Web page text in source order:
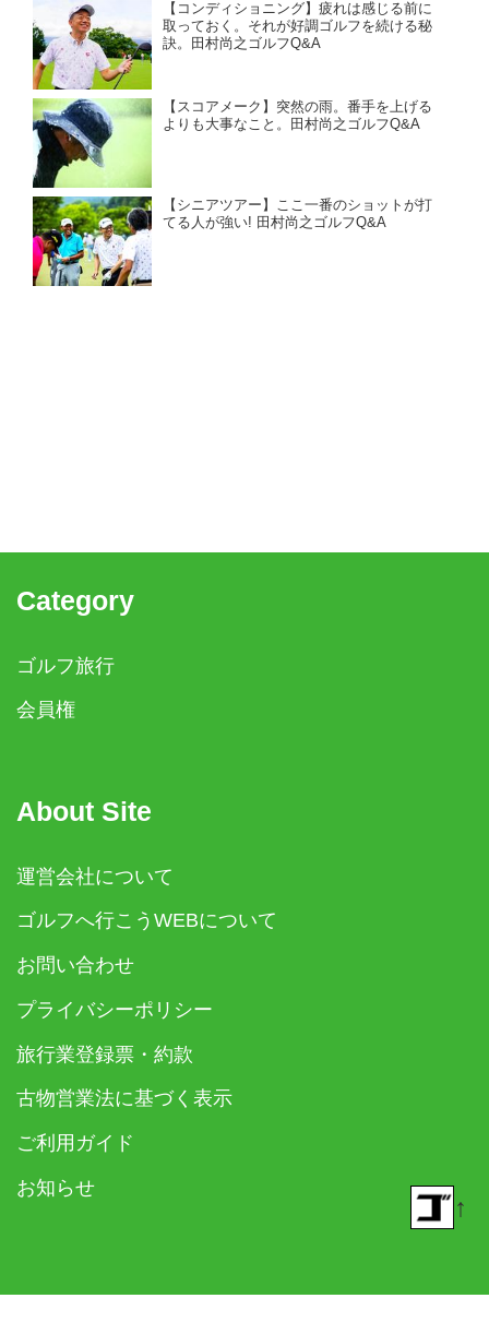
【コンディショニング】疲れは感じる前に
取っておく。それが好調ゴルフを続ける秘
訣。田村尚之ゴルフQ&A
【スコアメーク】突然の雨。番手を上げる
よりも大事なこと。田村尚之ゴルフQ&A
【シニアツアー】ここ一番のショットが打
てる人が強い! 田村尚之ゴルフQ&A
Category
ゴルフ旅行
会員権
About Site
運営会社について
ゴルフへ行こうWEBについて
お問い合わせ
プライバシーポリシー
旅行業登録票・約款
古物営業法に基づく表示
ご利用ガイド
お知らせ
↑